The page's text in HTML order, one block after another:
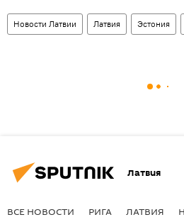
Новости Латвии Латвия Эстония
Латвия
ВСЕ НОВОСТИ РИГА ЛАТВИЯ